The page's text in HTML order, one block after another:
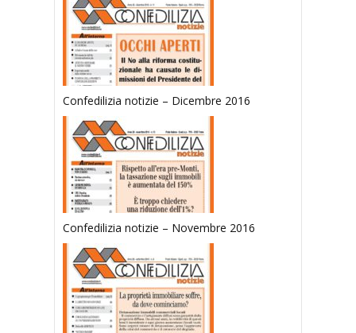
Confedilizia notizie – Dicembre 2016
Confedilizia notizie – Novembre 2016